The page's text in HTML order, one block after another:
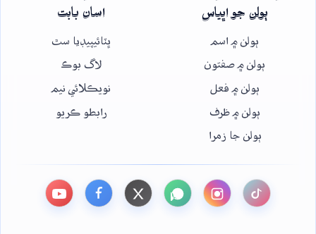
ٻولن جو اڀياس
ٻولن ۾ اسم
ٻولن ۾ صفتون
ٻولن ۾ فعل
ٻولن ۾ ظرف
ٻولن جا زمرا
اسان بابت
ڀٽائيپيڊيا سٿ
لاگ بوڪ
نويڪلائي نيم
رابطو ڪريو